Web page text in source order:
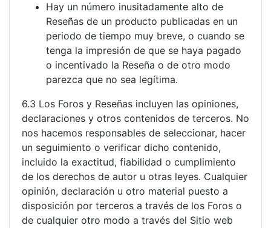
Hay un número inusitadamente alto de
Reseñas de un producto publicadas en un
periodo de tiempo muy breve, o cuando se
tenga la impresión de que se haya pagado
o incentivado la Reseña o de otro modo
parezca que no sea legítima.
6.3 Los Foros y Reseñas incluyen las opiniones,
declaraciones y otros contenidos de terceros. No
nos hacemos responsables de seleccionar, hacer
un seguimiento o verificar dicho contenido,
incluido la exactitud, fiabilidad o cumplimiento
de los derechos de autor u otras leyes. Cualquier
opinión, declaración u otro material puesto a
disposición por terceros a través de los Foros o
de cualquier otro modo a través del Sitio web